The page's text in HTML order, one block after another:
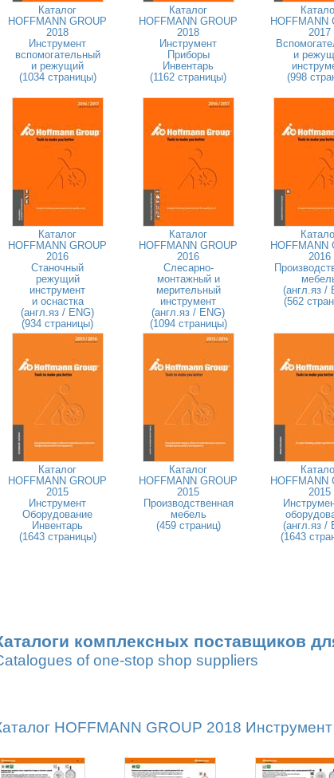
Каталог
HOFFMANN GROUP
2018
Инструмент
вспомогательный
и режущий
(1034 страницы)
Каталог
HOFFMANN GROUP
2018
Инструмент
Приборы
Инвентарь
(1162 страницы)
HOFFMANN
2017
и
(998
Каталог
HOFFMANN GROUP
2016
Станочный
режущий
инструмент
и оснастка
(англ.яз / ENG)
(934 страницы)
Каталог
HOFFMANN GROUP
2016
Слесарно-
монтажный и
мерительный
инструмент
(англ.яз / ENG)
(1094 страницы)
HOFFMANN
2016
(англ.яз /
(562
Каталог
HOFFMANN GROUP
2015
Инструмент
Оборудование
Инвентарь
(1643 страницы)
Каталог
HOFFMANN GROUP
2015
Производственная
мебель
(459 страниц)
HOFFMANN
2015
(англ.яз /
(1643
комплексных поставщиков
of one-stop shop suppliers
HOFFMANN GROUP 2018